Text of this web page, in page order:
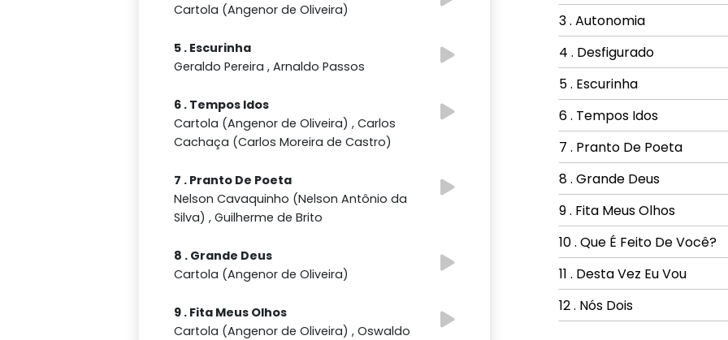
Cartola (Angenor de Oliveira)
5 . Escurinha
Geraldo Pereira , Arnaldo Passos
6 . Tempos Idos
Cartola (Angenor de Oliveira) , Carlos
Cachaça (Carlos Moreira de Castro)
7 . Pranto De Poeta
Nelson Cavaquinho (Nelson Antônio da
Silva) , Guilherme de Brito
8 . Grande Deus
Cartola (Angenor de Oliveira)
9 . Fita Meus Olhos
Cartola (Angenor de Oliveira) , Oswaldo
3 . Autonomia
4 . Desfigurado
5 . Escurinha
6 . Tempos Idos
7 . Pranto De Poeta
8 . Grande Deus
9 . Fita Meus Olhos
10 . Que É Feito De Você?
11 . Desta Vez Eu Vou
12 . Nós Dois